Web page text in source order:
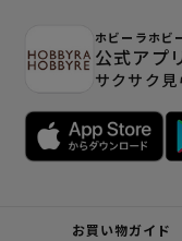
ホビーラホビ
公式アプ
サクサク
お買い物ガイド